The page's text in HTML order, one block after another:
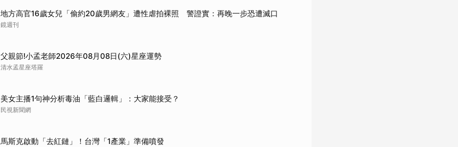
地方高官16歲女兒「偷約20歲男網友」遭性虐拍裸照 警證實：再晚一步恐遭滅口
鏡週刊
父親節!小孟老師2026年08月08日(六)星座運勢
清水孟星座塔羅
美女主播1句神分析毒油「藍白邏輯」：大家能接受？
民視新聞網
馬斯克啟動「去紅鏈」！台灣「1產業」準備噴發